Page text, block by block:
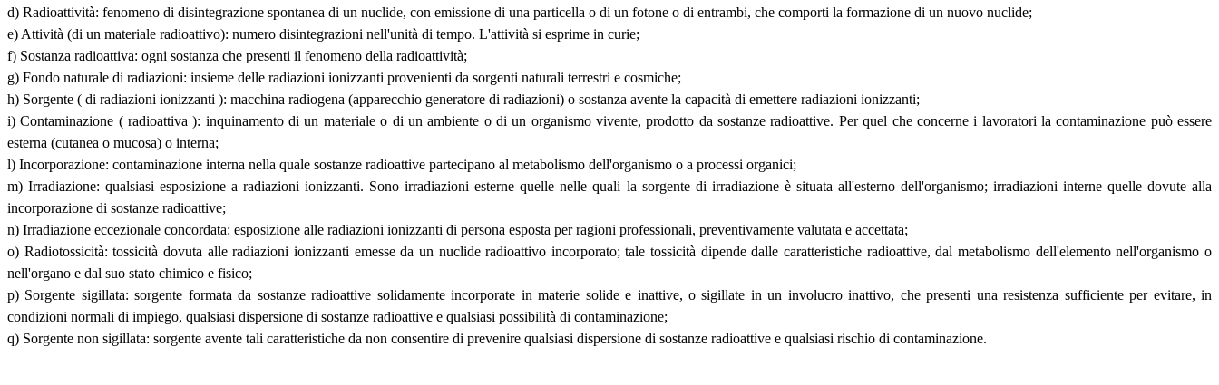
d) Radioattività: fenomeno di disintegrazione spontanea di un nuclide, con emissione di una particella o di un fotone o di entrambi, che comporti la formazione di un nuovo nuclide;
e) Attività (di un materiale radioattivo): numero disintegrazioni nell'unità di tempo. L'attività si esprime in curie;
f) Sostanza radioattiva: ogni sostanza che presenti il fenomeno della radioattività;
g) Fondo naturale di radiazioni: insieme delle radiazioni ionizzanti provenienti da sorgenti naturali terrestri e cosmiche;
h) Sorgente ( di radiazioni ionizzanti ): macchina radiogena (apparecchio generatore di radiazioni) o sostanza avente la capacità di emettere radiazioni ionizzanti;
i) Contaminazione ( radioattiva ): inquinamento di un materiale o di un ambiente o di un organismo vivente, prodotto da sostanze radioattive. Per quel che concerne i lavoratori la contaminazione può essere
esterna (cutanea o mucosa) o interna;
l) Incorporazione: contaminazione interna nella quale sostanze radioattive partecipano al metabolismo dell'organismo o a processi organici;
m) Irradiazione: qualsiasi esposizione a radiazioni ionizzanti. Sono irradiazioni esterne quelle nelle quali la sorgente di irradiazione è situata all'esterno dell'organismo; irradiazioni interne quelle dovute alla
incorporazione di sostanze radioattive;
n) Irradiazione eccezionale concordata: esposizione alle radiazioni ionizzanti di persona esposta per ragioni professionali, preventivamente valutata e accettata;
o) Radiotossicità: tossicità dovuta alle radiazioni ionizzanti emesse da un nuclide radioattivo incorporato; tale tossicità dipende dalle caratteristiche radioattive, dal metabolismo dell'elemento nell'organismo o
nell'organo e dal suo stato chimico e fisico;
p) Sorgente sigillata: sorgente formata da sostanze radioattive solidamente incorporate in materie solide e inattive, o sigillate in un involucro inattivo, che presenti una resistenza sufficiente per evitare, in
condizioni normali di impiego, qualsiasi dispersione di sostanze radioattive e qualsiasi possibilità di contaminazione;
q) Sorgente non sigillata: sorgente avente tali caratteristiche da non consentire di prevenire qualsiasi dispersione di sostanze radioattive e qualsiasi rischio di contaminazione.